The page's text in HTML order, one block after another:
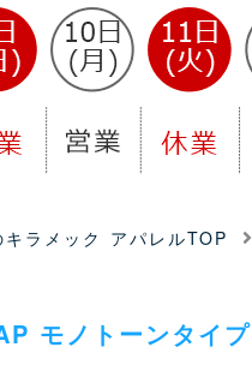
ラメック アパレルTOP
モノトーンタイプ